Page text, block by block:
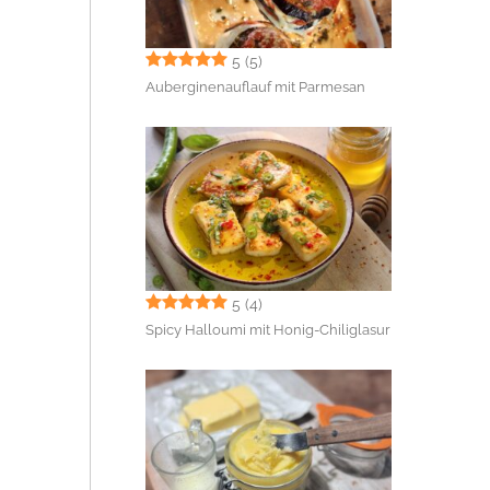
5 (5)
Auberginenauflauf mit Parmesan
5 (4)
Spicy Halloumi mit Honig-Chiliglasur